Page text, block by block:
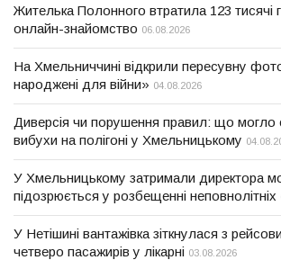
Жителька Полонного втратила 123 тисячі
онлайн-знайомство 06.08.2026
На Хмельниччині відкрили пересувну
народжені для війни» 04.08.2026
Диверсія чи порушення правил: що могло
вибухи на полігоні у Хмельницькому
У Хмельницькому затримали директора
підозрюється у розбещенні неповнолітніх
У Нетішині вантажівка зіткнулася з
четверо пасажирів у лікарні 03.08.2026